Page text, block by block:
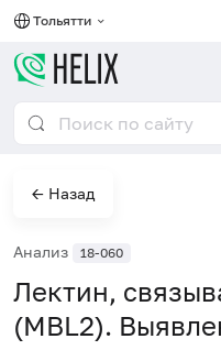
Тольятти
← Назад
Анализ 18-060
Лектин,
(MBL2).